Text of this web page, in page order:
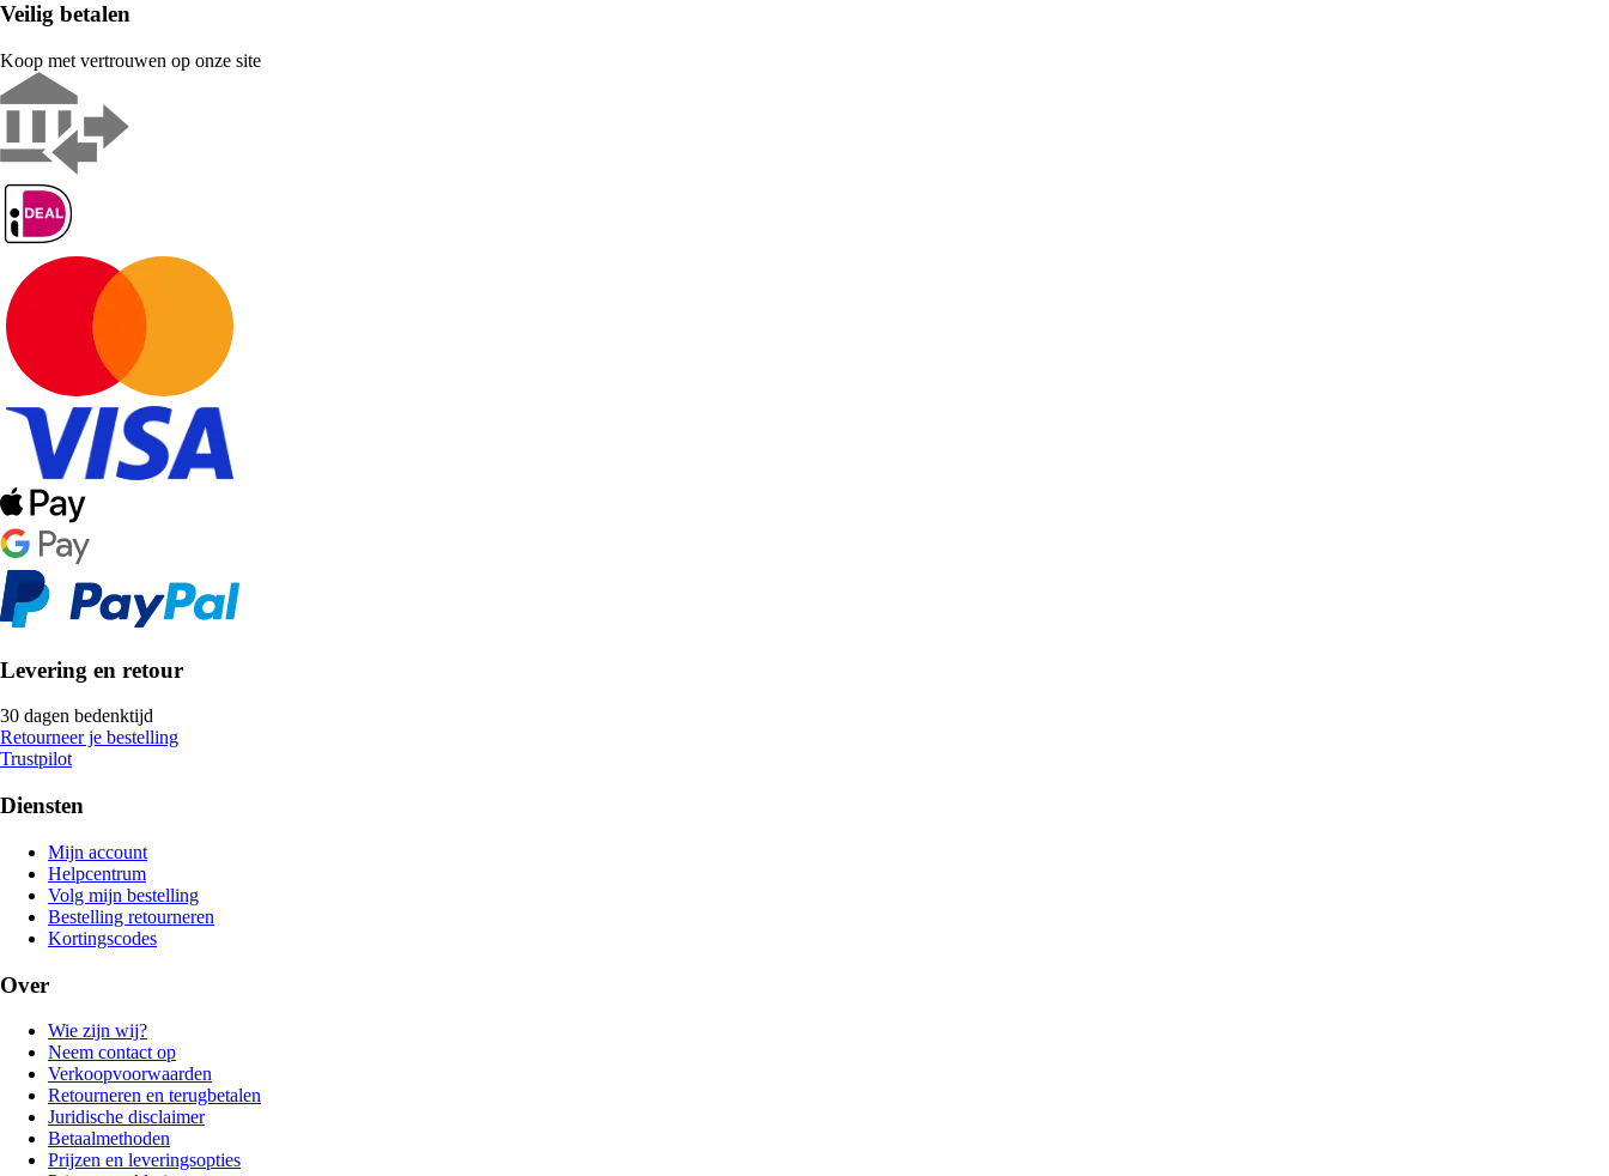
Veilig betalen
Koop met vertrouwen op onze site
Levering en retour
30 dagen bedenktijd
Retourneer je bestelling
Trustpilot
Diensten
Mijn account
Helpcentrum
Volg mijn bestelling
Bestelling retourneren
Kortingscodes
Over
Wie zijn wij?
Neem contact op
Verkoopvoorwaarden
Retourneren en terugbetalen
Juridische disclaimer
Betaalmethoden
Prijzen en leveringsopties